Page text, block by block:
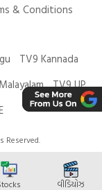
& Conditions
TV9 Kannada
TV9 UP
Reserved.
વીડિયોઝ